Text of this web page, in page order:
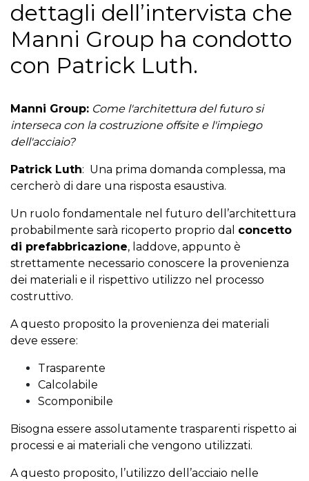
dettagli dell’intervista che
Manni Group ha condotto
con Patrick Luth.
Manni Group: Come l'architettura del futuro si
interseca con la costruzione offsite e l'impiego
dell'acciaio?
Patrick Luth: Una prima domanda complessa, ma
cercherò di dare una risposta esaustiva.
Un ruolo fondamentale nel futuro dell’architettura
probabilmente sarà ricoperto proprio dal concetto
di prefabbricazione, laddove, appunto è
strettamente necessario conoscere la provenienza
dei materiali e il rispettivo utilizzo nel processo
costruttivo.
A questo proposito la provenienza dei materiali
deve essere:
Trasparente
Calcolabile
Scomponibile
Bisogna essere assolutamente trasparenti rispetto ai
processi e ai materiali che vengono utilizzati.
A questo proposito, l’utilizzo dell’acciaio nelle